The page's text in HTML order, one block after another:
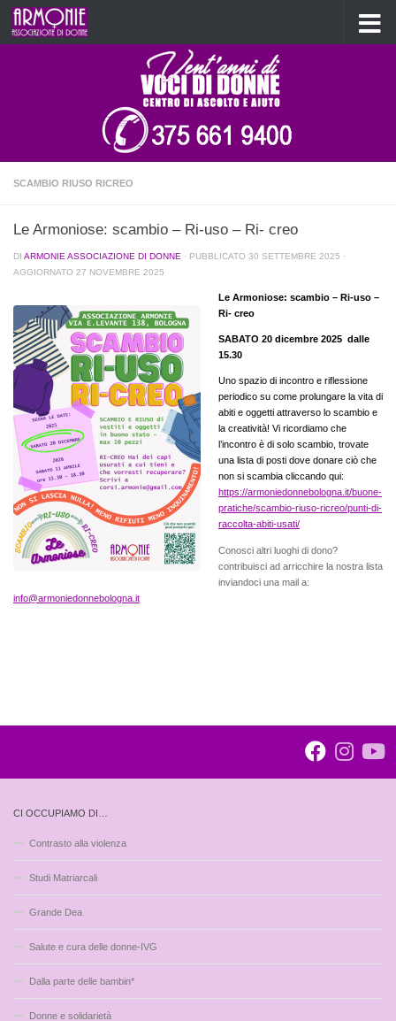
Salta al contenuto
SCAMBIO RIUSO RICREO
Le Armoniose: scambio – Ri-uso – Ri- creo
DI ARMONIE ASSOCIAZIONE DI DONNE · PUBBLICATO 30 SETTEMBRE 2025 ·
AGGIORNATO 27 NOVEMBRE 2025
Le Armoniose: scambio – Ri-uso –
Ri- creo
SABATO 20 dicembre 2025 dalle
15.30
Uno spazio di incontro e riflessione
periodico su come prolungare la vita di
abiti e oggetti attraverso lo scambio e
la creatività! Vi ricordiamo che
l’incontro è di solo scambio, trovate
una lista di posti dove donare ciò che
non si scambia cliccando qui:
https://armoniedonnebologna.it/buone-
pratiche/scambio-riuso-ricreo/punti-di-
raccolta-abiti-usati/
Conosci altri luoghi di dono?
contribuisci ad arricchire la nostra lista
inviandoci una mail a:
info@armoniedonnebologna.it
CI OCCUPIAMO DI…
Contrasto alla violenza
Studi Matriarcali
Grande Dea
Salute e cura delle donne-IVG
Dalla parte delle bambin*
Donne e solidarietà